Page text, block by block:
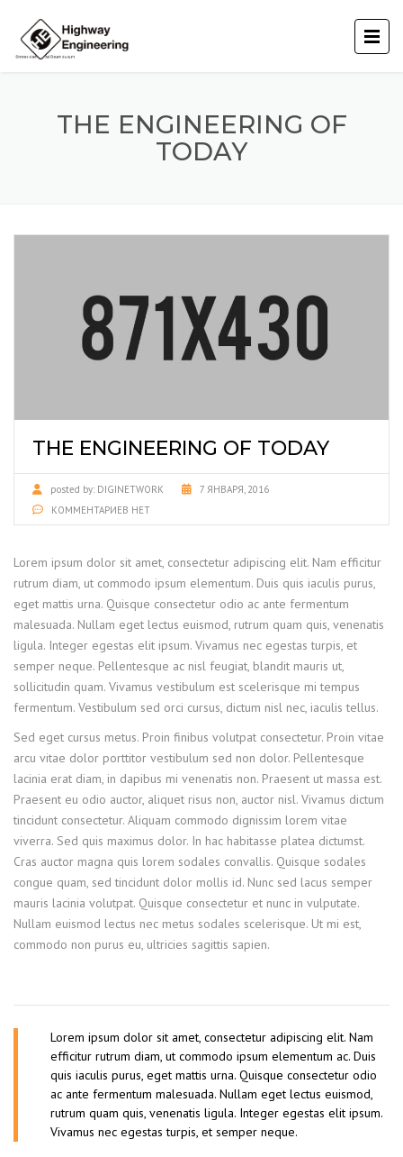
THE ENGINEERING OF
TODAY
THE ENGINEERING OF TODAY
posted by: DIGINETWORK
7 ЯНВАРЯ, 2016
КОММЕНТАРИЕВ НЕТ
Lorem ipsum dolor sit amet, consectetur adipiscing elit. Nam efficitur
rutrum diam, ut commodo ipsum elementum. Duis quis iaculis purus,
eget mattis urna. Quisque consectetur odio ac ante fermentum
malesuada. Nullam eget lectus euismod, rutrum quam quis, venenatis
ligula. Integer egestas elit ipsum. Vivamus nec egestas turpis, et
semper neque. Pellentesque ac nisl feugiat, blandit mauris ut,
sollicitudin quam. Vivamus vestibulum est scelerisque mi tempus
fermentum. Vestibulum sed orci cursus, dictum nisl nec, iaculis tellus.
Sed eget cursus metus. Proin finibus volutpat consectetur. Proin vitae
arcu vitae dolor porttitor vestibulum sed non dolor. Pellentesque
lacinia erat diam, in dapibus mi venenatis non. Praesent ut massa est.
Praesent eu odio auctor, aliquet risus non, auctor nisl. Vivamus dictum
tincidunt consectetur. Aliquam commodo dignissim lorem vitae
viverra. Sed quis maximus dolor. In hac habitasse platea dictumst.
Cras auctor magna quis lorem sodales convallis. Quisque sodales
congue quam, sed tincidunt dolor mollis id. Nunc sed lacus semper
mauris lacinia volutpat. Quisque consectetur et nunc in vulputate.
Nullam euismod lectus nec metus sodales scelerisque. Ut mi est,
commodo non purus eu, ultricies sagittis sapien.
Lorem ipsum dolor sit amet, consectetur adipiscing elit. Nam
efficitur rutrum diam, ut commodo ipsum elementum ac. Duis
quis iaculis purus, eget mattis urna. Quisque consectetur odio
ac ante fermentum malesuada. Nullam eget lectus euismod,
rutrum quam quis, venenatis ligula. Integer egestas elit ipsum.
Vivamus nec egestas turpis, et semper neque.